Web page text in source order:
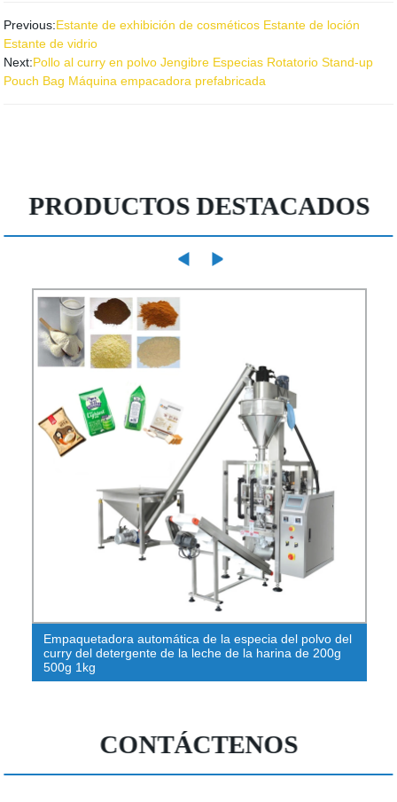
Previous:Estante de exhibición de cosméticos Estante de loción
Estante de vidrio
Next:Pollo al curry en polvo Jengibre Especias Rotatorio Stand-up
Pouch Bag Máquina empacadora prefabricada
PRODUCTOS DESTACADOS
Empaquetadora automática de la especia del polvo del
curry del detergente de la leche de la harina de 200g
500g 1kg
CONTÁCTENOS